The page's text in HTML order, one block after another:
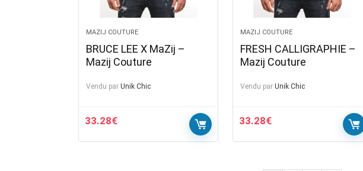
MAZIJ COUTURE
BRUCE LEE X MaZij –
Mazij Couture
Vendu par Unik Chic
33.28€
MAZIJ COUTURE
FRESH CALLIGRAPHIE –
Mazij Couture
Vendu par Unik Chic
33.28€